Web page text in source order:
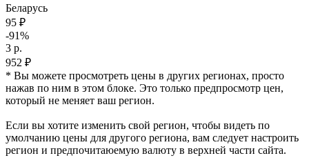
Беларусь
95 ₽
-91%
3 р.
952 ₽
* Вы можете просмотреть цены в других регионах, просто
нажав по ним в этом блоке. Это только предпросмотр цен,
который не меняет ваш регион.
Если вы хотите изменить свой регион, чтобы видеть по
умолчанию цены для другого региона, вам следует настроить
регион и предпочитаюемую валюту в верхней части сайта.